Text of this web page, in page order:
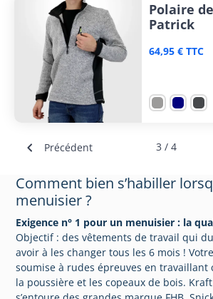
Polaire
Patrick
64,95 € TTC
 Précédent 3 / 4
Comment bien s’habiller
menuisier ?
Exigence n° 1 pour un menuisier : la
Objectif : des vêtements de travail qui
avoir à les changer tous les 6 mois !
soumise à rudes épreuves en travaillant
la poussière et les copeaux de bois.